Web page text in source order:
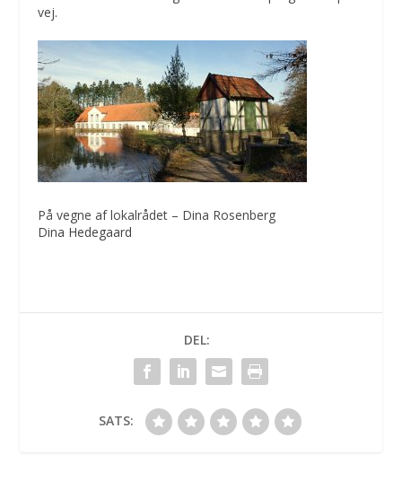
vej.
På vegne af lokalrådet – Dina Rosenberg
Dina Hedegaard
DEL:
SATS: